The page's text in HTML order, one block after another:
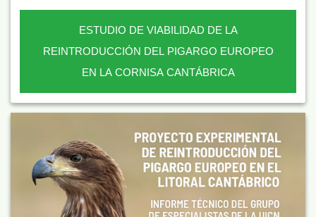
ESTUDIO DE VIABILIDAD DE LA
REINTRODUCCIÓN DEL PIGARGO EUROPEO
EN LA CORNISA CANTÁBRICA